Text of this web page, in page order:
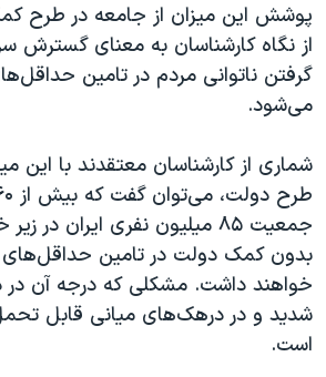
پوشش این میزان از جامعه در طرح
از نگاه کارشناسان به معنای گسترش
گرفتن ناتوانی مردم در تامین
می‌شود.
شماری از کارشناسان معتقدند با این
جمعیت ۸۵ میلیون نفری ایران در
بدون کمک دولت در تامین
خواهند داشت. مشکلی که درجه آن
شدید و در درهک‌های میانی قابل
است.